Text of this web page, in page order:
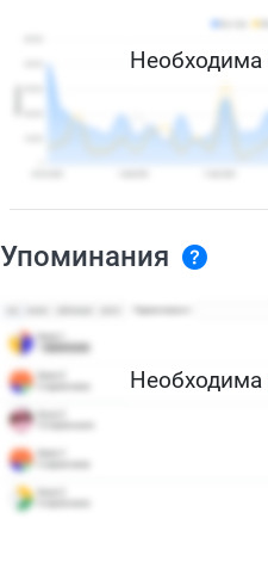
Необходима
Упоминания
Необходима